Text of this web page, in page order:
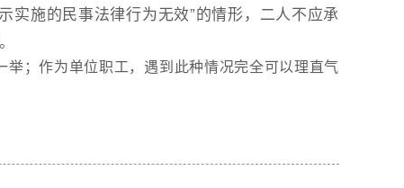
实施的民事法律行为无效”的情形，二人不应承
；作为单位职工，遇到此种情况完全可以理直气